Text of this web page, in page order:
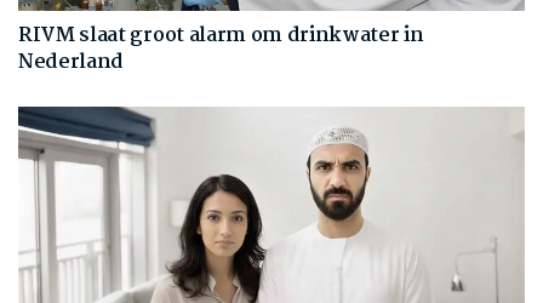
RIVM slaat groot alarm om drinkwater in
Nederland